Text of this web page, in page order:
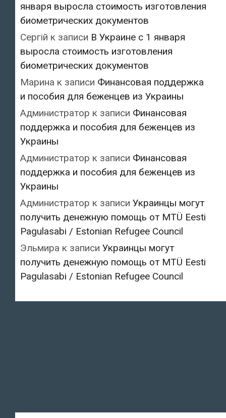
января выросла стоимость изготовления
биометрических документов
Сергій к записи В Украине с 1 января
выросла стоимость изготовления
биометрических документов
Марина к записи Финансовая поддержка
и пособия для беженцев из Украины
Администратор к записи Финансовая
поддержка и пособия для беженцев из
Украины
Администратор к записи Финансовая
поддержка и пособия для беженцев из
Украины
Администратор к записи Украинцы могут
получить денежную помощь от MTÜ Eesti
Pagulasabi / Estonian Refugee Council
Эльмира к записи Украинцы могут
получить денежную помощь от MTÜ Eesti
Pagulasabi / Estonian Refugee Council